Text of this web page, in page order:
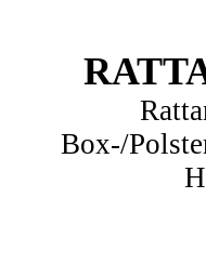
Box-/